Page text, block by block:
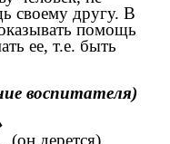
своему другу. В
помощь
ее, т.е. быть
воспитателя)
(он дерется)